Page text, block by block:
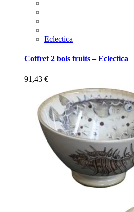
Eclectica
Coffret 2 bols fruits – Eclectica
91,43 €